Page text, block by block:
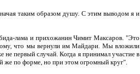
таким образом душу. С этим выводом я и
лама и прихожанин Чимит Максаров. "Это
тому, что мы вернули им Майдари. Мы вложили
первый случай. Когда я принимал участие в
же по форме, но при этом огромный круг".